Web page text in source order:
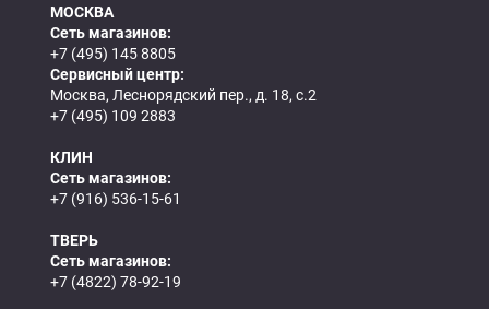
МОСКВА
Сеть магазинов:
+7 (495) 145 8805
Сервисный центр:
Москва, Леснорядский пер., д. 18, с.2
+7 (495) 109 2883
КЛИН
Сеть магазинов:
+7 (916) 536-15-61
ТВЕРЬ
Сеть магазинов:
+7 (4822) 78-92-19